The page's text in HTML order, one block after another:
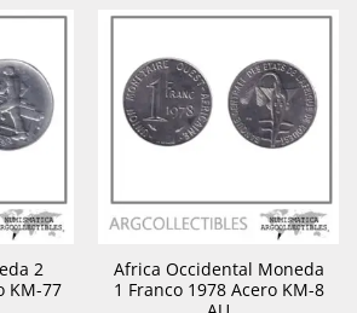
2
KM-77
Africa Occidental Moneda
1 Franco 1978 Acero KM-8